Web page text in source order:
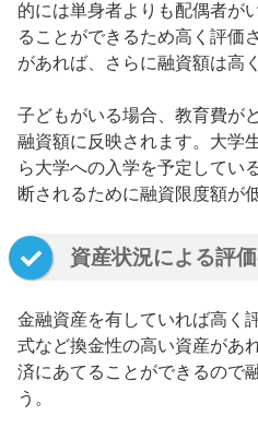
的には単身者よりも配偶者が
ることができるため高く評価
があれば、さらに融資額は高
子どもがいる場合、教育費が
融資額に反映されます。大学
ら大学への入学を予定してい
断されるために融資限度額が
資産状況による評
金融資産を有していれば高く
式など換金性の高い資産があ
済にあてることができるので
う。